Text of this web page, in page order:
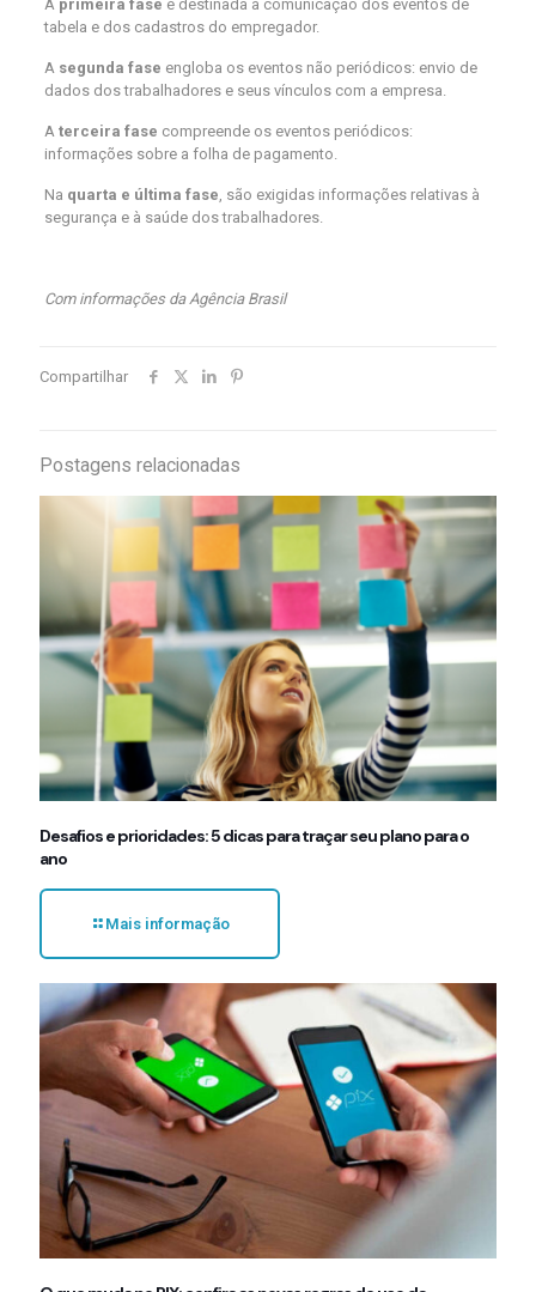
A primeira fase é destinada à comunicação dos eventos de
tabela e dos cadastros do empregador.
A segunda fase engloba os eventos não periódicos: envio de
dados dos trabalhadores e seus vínculos com a empresa.
A terceira fase compreende os eventos periódicos:
informações sobre a folha de pagamento.
Na quarta e última fase, são exigidas informações relativas à
segurança e à saúde dos trabalhadores.
Com informações da Agência Brasil
Compartilhar
Postagens relacionadas
Desafios e prioridades: 5 dicas para traçar seu plano para o
ano
Mais informação